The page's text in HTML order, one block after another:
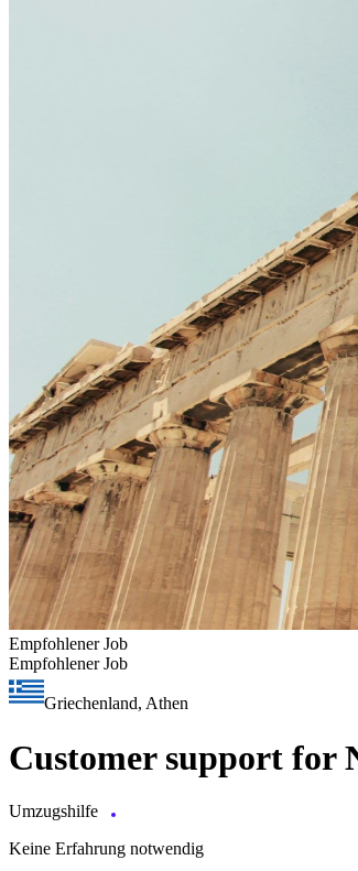
Empfohlener Job
Empfohlener Job
Griechenland, Athen
Customer support for
Umzugshilfe
Keine Erfahrung notwendig